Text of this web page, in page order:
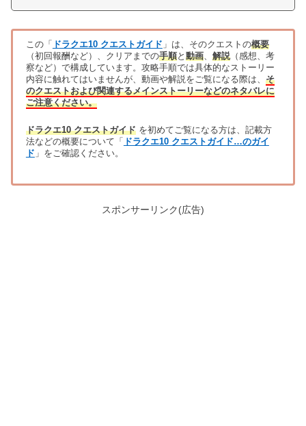
この「 ドラクエ10 クエストガイド 」は、そのクエストの概要
（初回報酬など）、クリアまでの手順と 動画、 解説（感想、考
察など）で構成しています。攻略手順では具体的なストーリー
内容に触れてはいませんが、動画や解説をご覧になる際は、 そ
のクエストおよび関連するメインストーリーなどのネタバレに
ご注意ください。
ドラクエ10 クエストガイドを初めてご覧になる方は、記載方
法などの概要について「
ドラクエ10 クエストガイド…のガイ
ド 」をご確認ください。
スポンサーリンク(広告)